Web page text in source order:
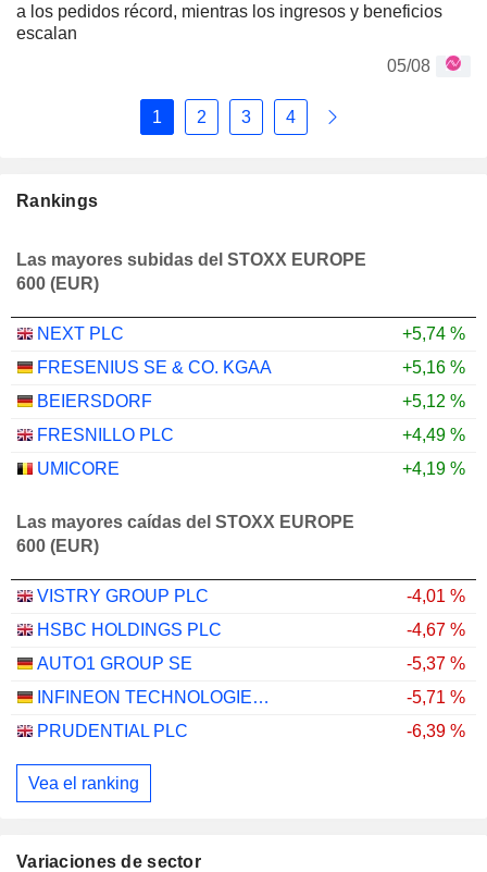
a los pedidos récord, mientras los ingresos y beneficios
escalan
05/08
1 2 3 4
Rankings
Las mayores subidas del STOXX EUROPE
600 (EUR)
NEXT PLC
+5,74 %
FRESENIUS SE & CO. KGAA
+5,16 %
BEIERSDORF
+5,12 %
FRESNILLO PLC
+4,49 %
UMICORE
+4,19 %
Las mayores caídas del STOXX EUROPE
600 (EUR)
VISTRY GROUP PLC
-4,01 %
HSBC HOLDINGS PLC
-4,67 %
AUTO1 GROUP SE
-5,37 %
INFINEON TECHNOLOGIES AG
-5,71 %
PRUDENTIAL PLC
-6,39 %
Vea el ranking
Variaciones de sector